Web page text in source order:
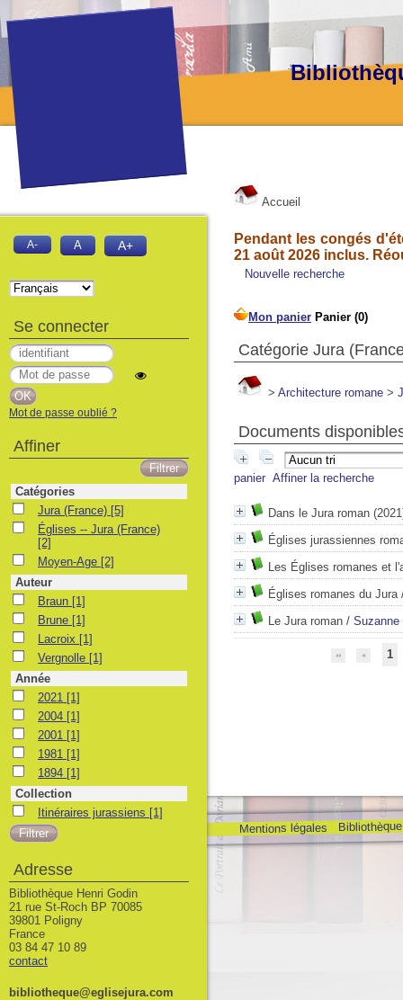
Accueil
Pendant les congés
21 août 2026 inclus.
Nouvelle recherche
Catégorie Jura
> Architecture romane >
Documents
panier Affiner la recherche
Dans le Jura roman
Églises jurassiennes
Les Églises romanes et
Églises romanes du Jura
Le Jura roman / Suzanne
1
Mentions légales
A- A A+
Se connecter
Mot de passe oublié ?
Affiner
Catégories
Jura (France)
Jura (France) [5]
Églises -- Jura (France)
Églises -- Jura (France)
[2]
Moyen-Age
Moyen-Age [2]
Auteur
BraunBraun [1]
BruneBrune [1]
LacroixLacroix [1]
VergnolleVergnolle [1]
Année
2021 2021 [1]
2004 2004 [1]
2001 2001 [1]
1981 1981 [1]
1894 1894 [1]
Collection
Itinéraires jurassiens
Itinéraires jurassiens [1]
Adresse
Bibliothèque Henri Godin
21 rue St-Roch BP 70085
39801 Poligny
France
03 84 47 10 89
contact
bibliotheque@eglisejura.com